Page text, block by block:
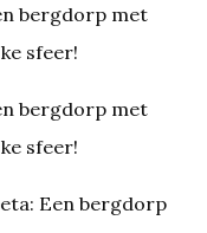
bergdorp met
sfeer!
bergdorp met
sfeer!
Een bergdorp